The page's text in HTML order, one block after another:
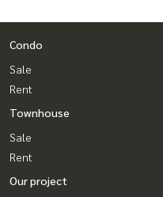
Condo
Sale
Rent
Townhouse
Sale
Rent
Our project